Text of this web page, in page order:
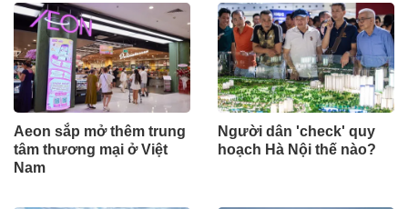
Aeon sắp mở thêm trung
tâm thương mại ở Việt
Nam
Người dân 'check' quy
hoạch Hà Nội thế nào?